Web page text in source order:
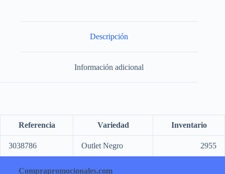
Descripción
Información adicional
Referencia Variedad Inventario
3038786 Outlet Negro 2955
Comprapromocionales.com